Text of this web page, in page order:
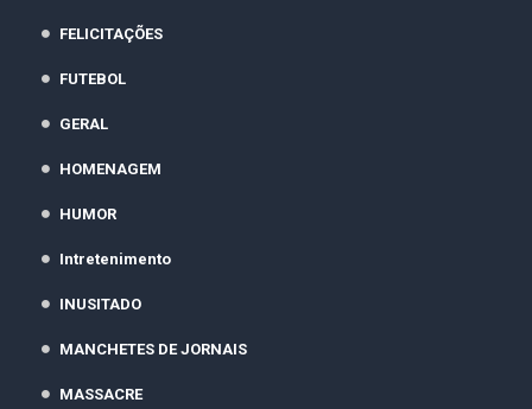
FELICITAÇÕES
FUTEBOL
GERAL
HOMENAGEM
HUMOR
Intretenimento
INUSITADO
MANCHETES DE JORNAIS
MASSACRE